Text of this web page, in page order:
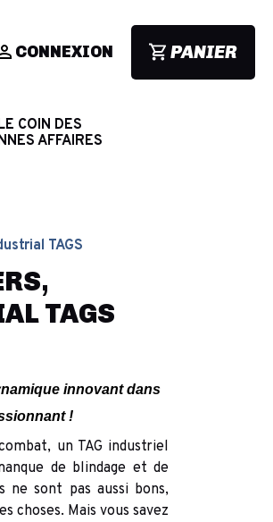
CONNEXION PANIER
COIN DES
AFFAIRES
TAGS
TAGS
innovant dans
!
un TAG industriel
de blindage et de
ne sont pas aussi bons,
choses. Mais vous savez